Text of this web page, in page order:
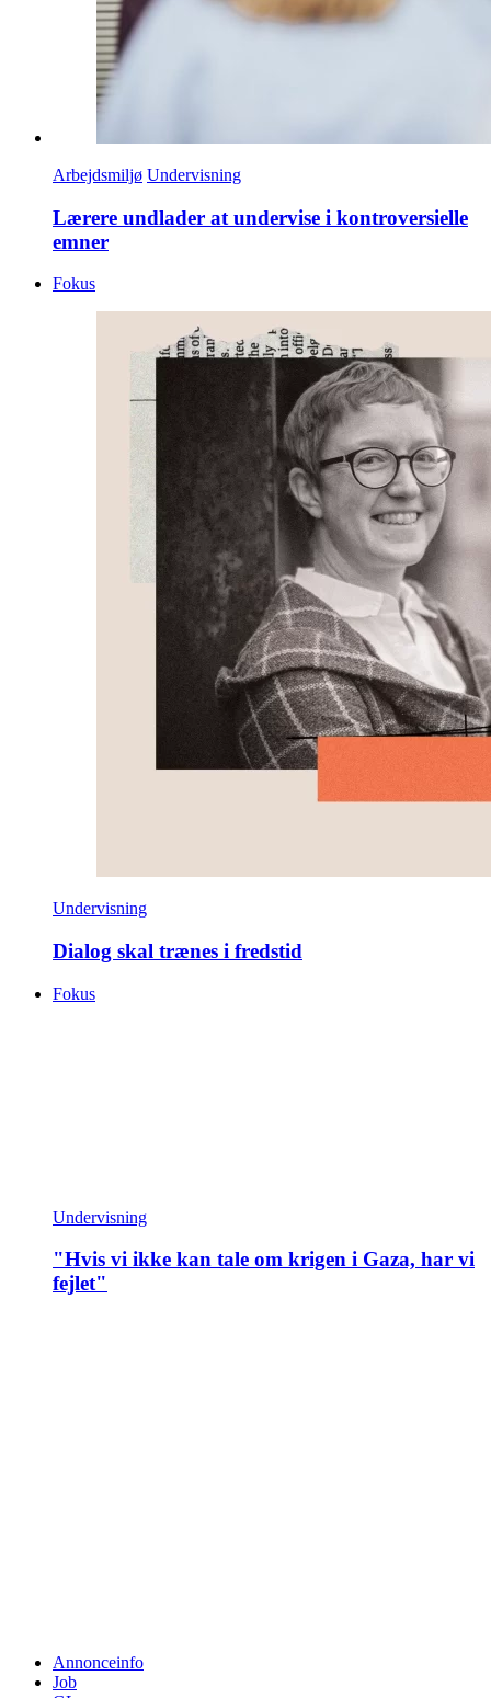
Arbejdsmiljø Undervisning
Lærere undlader at undervise i kontroversielle
emner
Fokus
Undervisning
Dialog skal trænes i fredstid
Fokus
Undervisning
"Hvis vi ikke kan tale om krigen i Gaza, har vi
fejlet"
Annonceinfo
Job